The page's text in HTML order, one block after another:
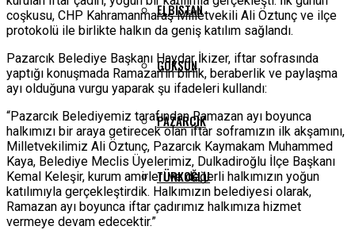
ELBISTAN
GÖKSUN
PAZARCIK
TÜRKOĞLU
coşkusu, CHP Kahramanmaraş Milletvekili Ali Öztunç ve ilçe
protokolü ile birlikte halkın da geniş katılım sağlandı.
Pazarcık Belediye Başkanı Haydar İkizer, iftar sofrasında
yaptığı konuşmada Ramazan’ın birlik, beraberlik ve paylaşma
ayı olduğuna vurgu yaparak şu ifadeleri kullandı:
“Pazarcık Belediyemiz tarafından Ramazan ayı boyunca
halkımızı bir araya getirecek olan iftar soframızın ilk akşamını,
Milletvekilimiz Ali Öztunç, Pazarcık Kaymakam Muhammed
Kaya, Belediye Meclis Üyelerimiz, Dulkadiroğlu İlçe Başkanı
Kemal Keleşir, kurum amirleri ve değerli halkımızın yoğun
katılımıyla gerçekleştirdik. Halkımızın belediyesi olarak,
Ramazan ayı boyunca iftar çadırımız halkımıza hizmet
vermeye devam edecektir.”